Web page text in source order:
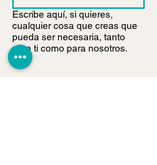
Escribe aquí, si quieres,
cualquier cosa que creas que
pueda ser necesaria, tanto
para ti como para nosotros.